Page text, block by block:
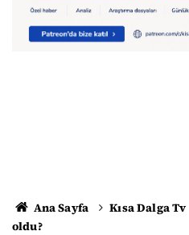
Ana Sayfa Kısa Dalga Tv
oldu?